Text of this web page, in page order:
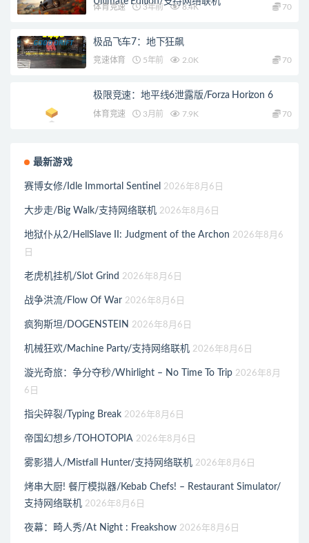
体育竞速 3年前 8.4K 70
极品飞车7：地下狂飙
竞速体育 5年前 2.0K 70
极限竞速：地平线6泄露版/Forza Horizon 6
体育竞速 3月前 7.9K 70
最新游戏
赛博女修/Idle Immortal Sentinel 2026年8月6日
大步走/Big Walk/支持网络联机 2026年8月6日
地狱仆从2/HellSlave II: Judgment of the Archon 2026年8月6
日
老虎机挂机/Slot Grind 2026年8月6日
战争洪流/Flow Of War 2026年8月6日
疯狗斯坦/DOGENSTEIN 2026年8月6日
机械狂欢/Machine Party/支持网络联机 2026年8月6日
漩光奇旅：争分夺秒/Whirlight – No Time To Trip 2026年8月
6日
指尖碎裂/Typing Break 2026年8月6日
帝国幻想乡/TOHOTOPIA 2026年8月6日
雾影猎人/Mistfall Hunter/支持网络联机 2026年8月6日
烤串大厨! 餐厅模拟器/Kebab Chefs! – Restaurant Simulator/
支持网络联机 2026年8月6日
夜幕：畸人秀/At Night : Freakshow 2026年8月6日